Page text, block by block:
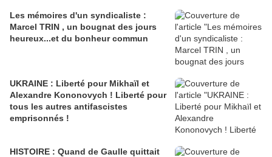
Les mémoires d'un syndicaliste :
Marcel TRIN , un bougnat des jours
heureux...et du bonheur commun
UKRAINE : Liberté pour Mikhaïl et
Alexandre Kononovych ! Liberté pour
tous les autres antifascistes
emprisonnés !
HISTOIRE : Quand de Gaulle quittait